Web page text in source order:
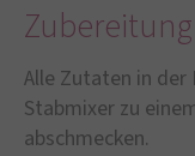
Zubereitung
Alle Zutaten in der
Stabmixer zu
abschmecken.